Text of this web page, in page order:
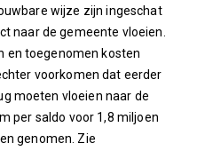
wijze zijn ingeschat
naar de gemeente vloeien.
en toegenomen kosten
voorkomen dat eerder
moeten vloeien naar de
per saldo voor 1,8 miljoen
genomen. Zie